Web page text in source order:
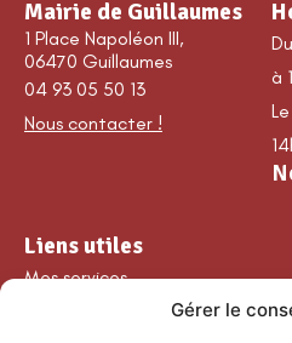
Gérer le
Mairie de Guillaumes
1 Place Napoléon III,
06470 Guillaumes
04 93 05 50 13
Nous contacter !
à
Liens utiles
Mes services